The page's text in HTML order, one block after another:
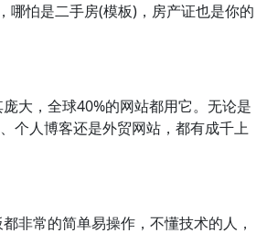
哪怕是二手房(模板)，房产证也是你的
大，全球40%的网站都用它。无论是
个人博客还是外贸网站，都有成千上
非常的简单易操作，不懂技术的人，